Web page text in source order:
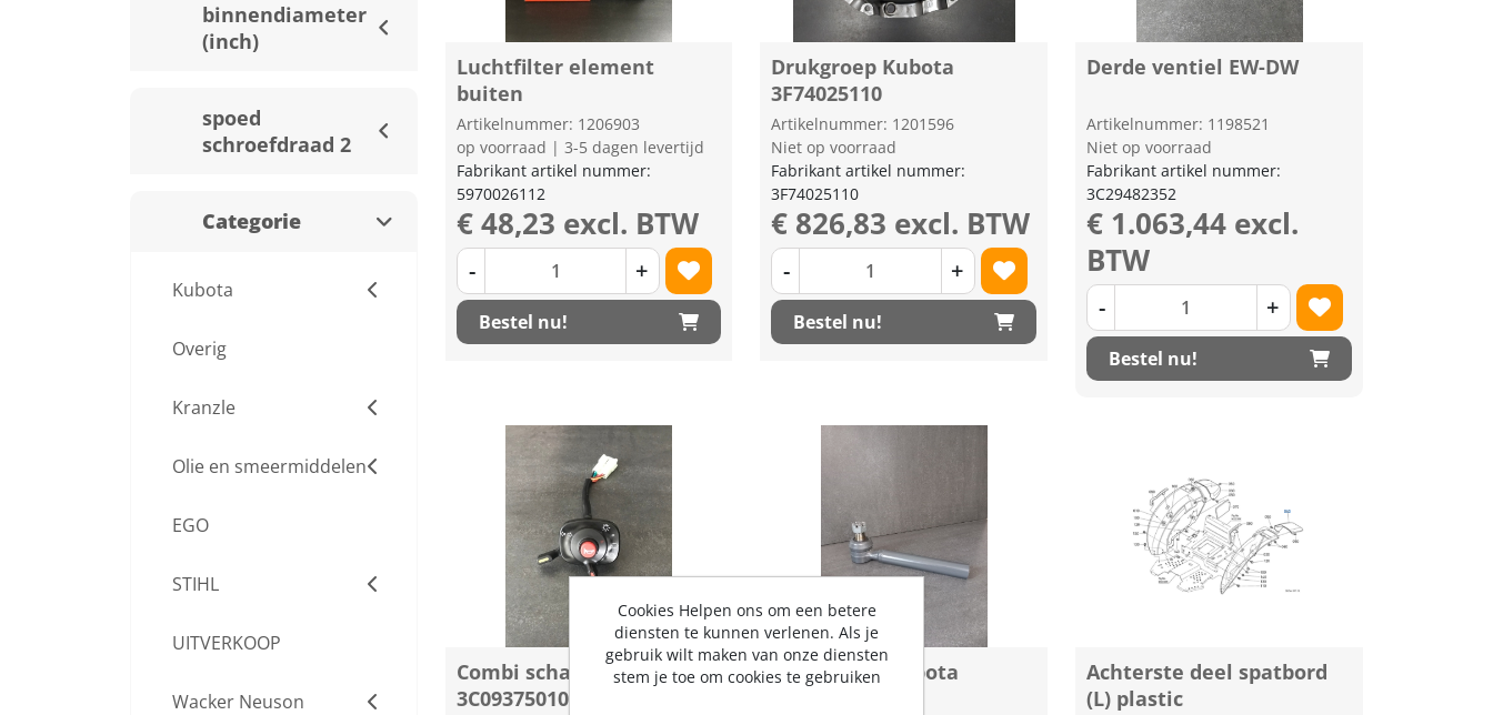
binnendiameter
(inch)
spoed
schroefdraad 2
Categorie
Kubota
Overig
Kranzle
Olie en smeermiddelen
EGO
STIHL
UITVERKOOP
Wacker Neuson
Luchtfilter element
buiten
Artikelnummer: 1206903
op voorraad | 3-5 dagen levertijd
Fabrikant artikel nummer:
5970026112
€ 48,23 excl. BTW
- +
Bestel nu!
Drukgroep Kubota
3F74025110
Artikelnummer: 1201596
Niet op voorraad
Fabrikant artikel nummer:
3F74025110
€ 826,83 excl. BTW
- +
Bestel nu!
Derde ventiel EW-DW
Artikelnummer: 1198521
Niet op voorraad
Fabrikant artikel nummer:
3C29482352
€ 1.063,44 excl.
BTW
- +
Bestel nu!
Combi schakelaar Kubota
3C09375010
Stuurkogel Kubota
Achterste deel spatbord
(L) plastic
Cookies Helpen ons om een betere
diensten te kunnen verlenen. Als je
gebruik wilt maken van onze diensten
stem je toe om cookies te gebruiken